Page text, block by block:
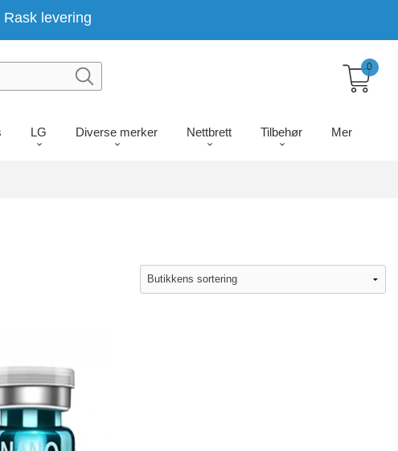
Rask levering
LG Diverse merker Nettbrett Tilbehør Mer
0